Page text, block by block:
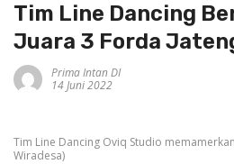
Tim Line Dancing
Juara 3 Forda
Prima Intan DI
14 Juni 2022
Tim Line Dancing Oviq Studio
Wiradesa)